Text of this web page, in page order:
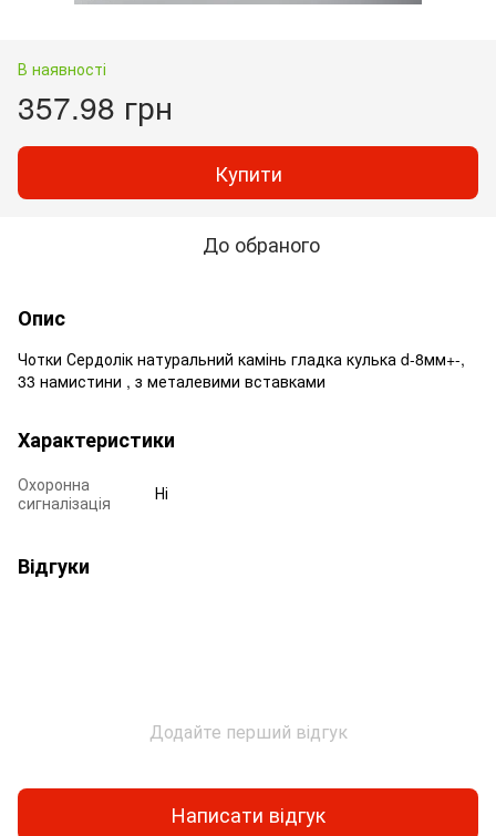
В наявності
357.98 грн
Купити
До обраного
Опис
Чотки Сердолік натуральний камінь гладка кулька d-8мм+-,
33 намистини , з металевими вставками
Характеристики
Охоронна
сигналізація
Ні
Відгуки
Додайте перший відгук
Написати відгук